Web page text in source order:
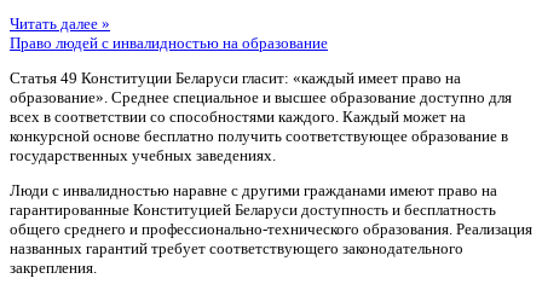
Читать далее »
Право людей с инвалидностью на образование
Статья 49 Конституции Беларуси гласит: «каждый имеет право на
образование». Среднее специальное и высшее образование доступно для
всех в соответствии со способностями каждого. Каждый может на
конкурсной основе бесплатно получить соответствующее образование в
государственных учебных заведениях.
Люди с инвалидностью наравне с другими гражданами имеют право на
гарантированные Конституцией Беларуси доступность и бесплатность
общего среднего и профессионально-технического образования. Реализация
названных гарантий требует соответствующего законодательного
закрепления.